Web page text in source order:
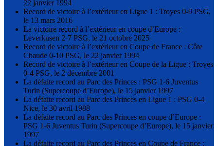
22 janvier 1994
Record de victoire à l’extérieur en Ligue 1 : Troyes 0-9 PSG,
le 13 mars 2016
La victoire record à l’extérieur en coupe d’Europe :
Leverkusen 2-7 PSG, le 21 octobre 2025
Record de victoire à l’extérieur en Coupe de France : Côte
Chaude 0-10 PSG, le 22 janvier 1994
Record de victoire à l’extérieur en Coupe de la Ligue : Troyes
0-4 PSG, le 2 décembre 2001
La défaite record au Parc des Princes : PSG 1-6 Juventus
Turin (Supercoupe d’Europe), le 15 janvier 1997
La défaite record au Parc des Princes en Ligue 1 : PSG 0-4
Nice, le 30 avril 1988
La défaite record au Parc des Princes en coupe d’Europe :
PSG 1-6 Juventus Turin (Supercoupe d’Europe), le 15 janvier
1997
La défaite record au Parc des Princes en Coupe de France :